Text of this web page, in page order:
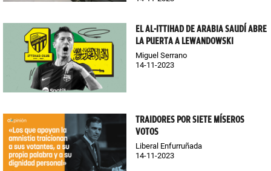
EL AL-ITTIHAD DE ARABIA SAUDÍ ABRE
LA PUERTA A LEWANDOWSKI
Miguel Serrano
14-11-2023
TRAIDORES POR SIETE MÍSEROS
VOTOS
Liberal Enfurruñada
14-11-2023